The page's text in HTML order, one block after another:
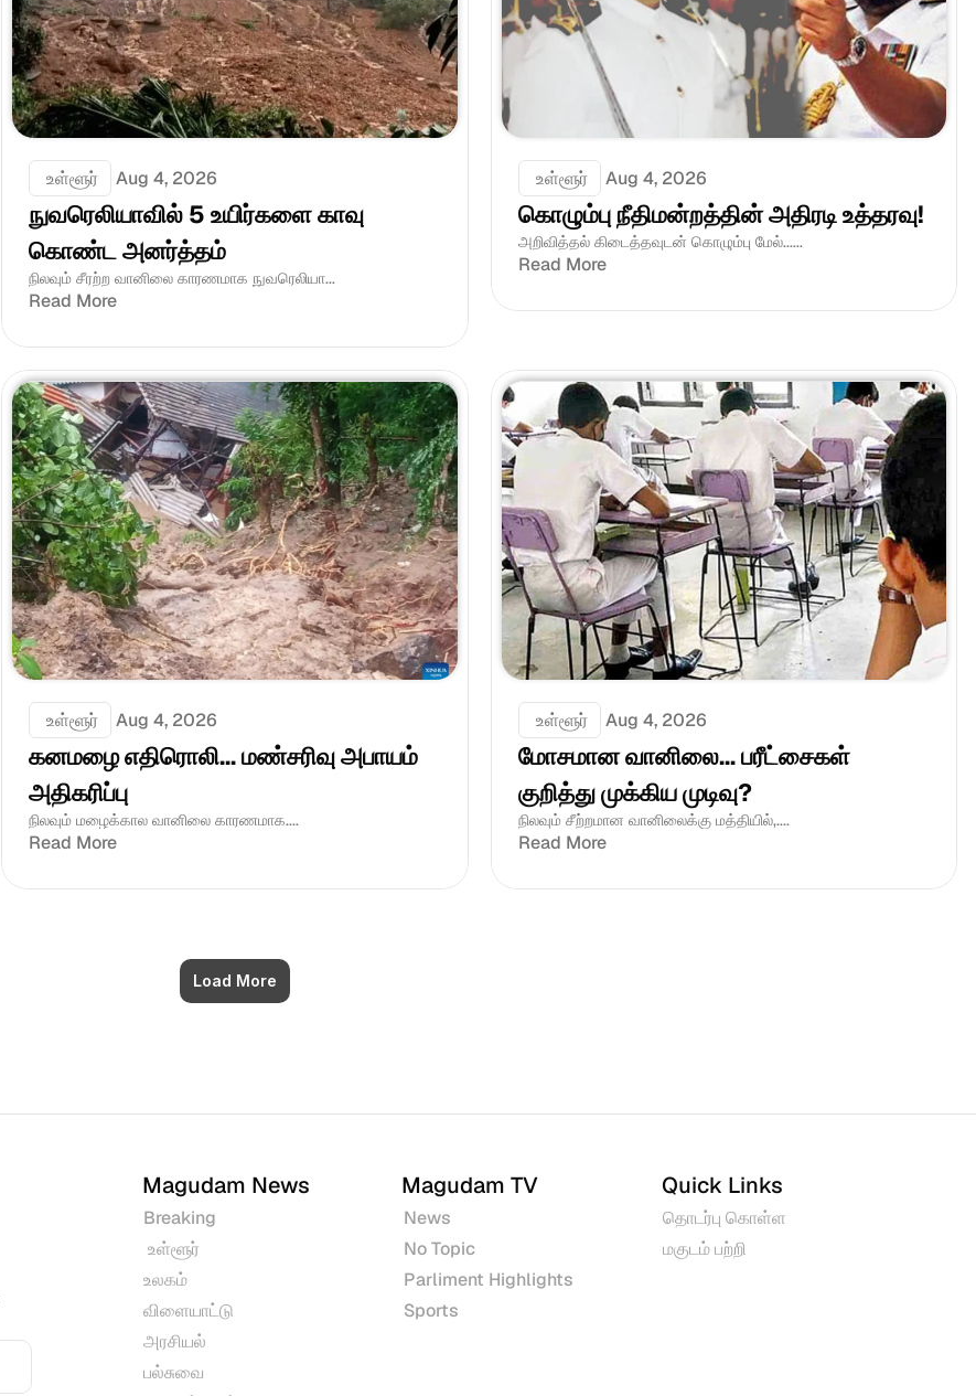
உள்ளூர் Aug 4, 2026
நுவரெலியாவில் 5 உயிர்களை காவு
கொண்ட அனர்த்தம்
நிலவும் சீரற்ற வானிலை காரணமாக நுவரெலியா...
Read More
உள்ளூர் Aug 4, 2026
கொழும்பு நீதிமன்றத்தின் அதிரடி உத்தரவு!
அறிவித்தல் கிடைத்தவுடன் கொழும்பு மேல்......
Read More
உள்ளூர் Aug 4, 2026
கனமழை எதிரொலி... மண்சரிவு அபாயம்
அதிகரிப்பு
நிலவும் மழைக்கால வானிலை காரணமாக....
Read More
உள்ளூர் Aug 4, 2026
மோசமான வானிலை... பரீட்சைகள்
குறித்து முக்கிய முடிவு?
நிலவும் சீற்றமான வானிலைக்கு மத்தியில்,....
Read More
Load More
Magudam News
Breaking
உள்ளூர்
உலகம்
விளையாட்டு
அரசியல்
பல்சுவை
Magudam TV
News
No Topic
Parliment Highlights
Sports
Quick Links
தொடர்பு கொள்ள
மகுடம் பற்றி